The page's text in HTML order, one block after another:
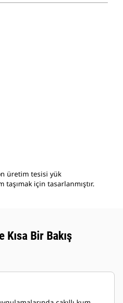
üretim tesisi yük
taşımak için tasarlanmıştır.
Kısa Bir Bakış